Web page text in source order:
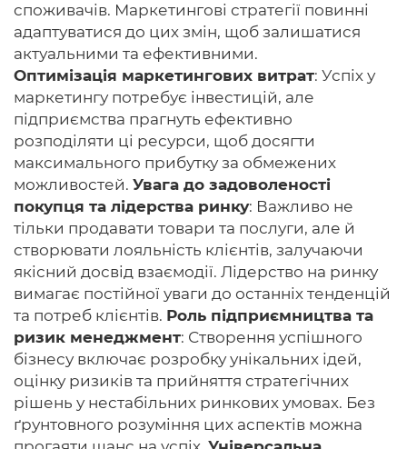
споживачів. Маркетингові стратегії повинні
адаптуватися до цих змін, щоб залишатися
актуальними та ефективними.
Оптимізація маркетингових витрат: Успіх у
маркетингу потребує інвестицій, але
підприємства прагнуть ефективно
розподіляти ці ресурси, щоб досягти
максимального прибутку за обмежених
можливостей. Увага до задоволеності
покупця та лідерства ринку: Важливо не
тільки продавати товари та послуги, але й
створювати лояльність клієнтів, залучаючи
якісний досвід взаємодії. Лідерство на ринку
вимагає постійної уваги до останніх тенденцій
та потреб клієнтів. Роль підприємництва та
ризик менеджмент: Створення успішного
бізнесу включає розробку унікальних ідей,
оцінку ризиків та прийняття стратегічних
рішень у нестабільних ринкових умовах. Без
ґрунтовного розуміння цих аспектів можна